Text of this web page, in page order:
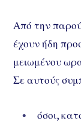
Από την
έχουν ήδη
μειωμένου
Σε αυτούς
όσοι,